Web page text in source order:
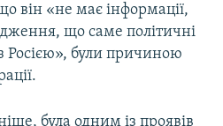
він «не має інформації,
що саме політичні
Росією», були причиною
була одним із проявів